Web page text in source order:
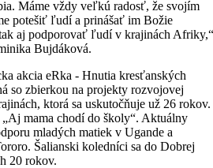
Máme vždy veľkú radosť, že svojím
potešiť ľudí a prinášať im Božie
aj podporovať ľudí v krajinách Afriky,“
Bujdáková.
akcia eRka - Hnutia kresťanských
so zbierkou na projekty rozvojovej
ktorá sa uskutočňuje už 26 rokov.
mama chodí do školy“. Aktuálny
mladých matiek v Ugande a
Šalianski koledníci sa do Dobrej
20 rokov.